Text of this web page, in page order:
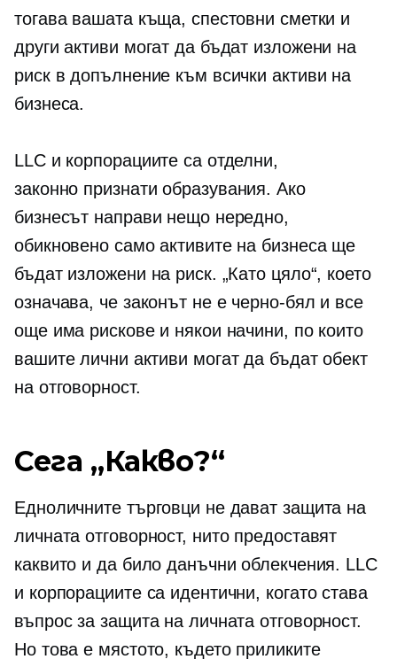
тогава вашата къща, спестовни сметки и
други активи могат да бъдат изложени на
риск в допълнение към всички активи на
бизнеса.
LLC и корпорациите са отделни,
законно признати образувания. Ако
бизнесът направи нещо нередно,
обикновено само активите на бизнеса ще
бъдат изложени на риск. „Като цяло“, което
означава, че законът не е черно-бял и все
още има рискове и някои начини, по които
вашите лични активи могат да бъдат обект
на отговорност.
Сега „Какво?“
Едноличните търговци не дават защита на
личната отговорност, нито предоставят
каквито и да било данъчни облекчения. LLC
и корпорациите са идентични, когато става
въпрос за защита на личната отговорност.
Но това е мястото, където приликите